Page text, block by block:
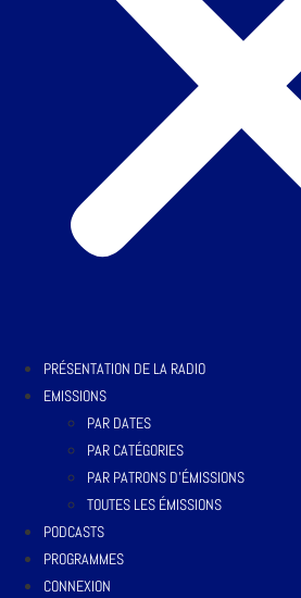
PRÉSENTATION DE LA RADIO
EMISSIONS
PAR DATES
PAR CATÉGORIES
PAR PATRONS D’ÉMISSIONS
TOUTES LES ÉMISSIONS
PODCASTS
PROGRAMMES
CONNEXION